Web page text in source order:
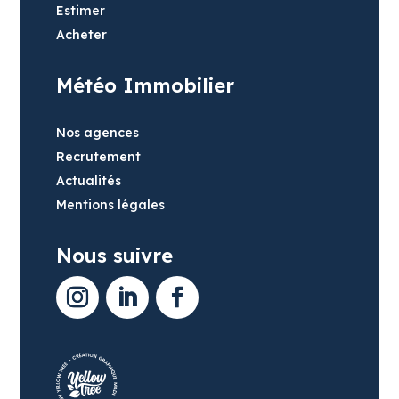
Estimer
Acheter
Météo Immobilier
Nos agences
Recrutement
Actualités
Mentions légales
Nous suivre